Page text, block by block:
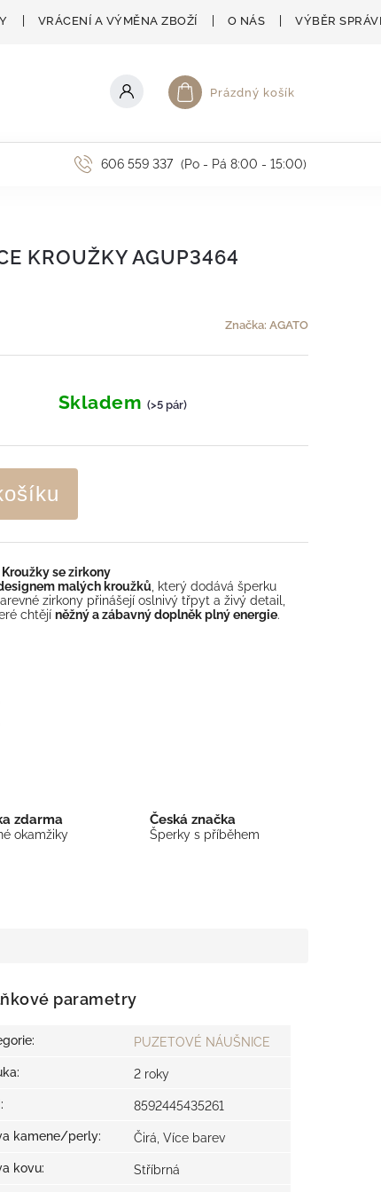
VRÁCENÍ A VÝMĚNA ZBOŽÍ O NÁS VÝBĚR
Nákupní košík
Prázdný košík
AKCE 606 559 337 (Po - Pá 8:00 - 15:00)
KROUŽKY AGUP3464
Značka: AGATO
Skladem (>5 pár)
se zirkony
malých kroužků , který dodává šperku
zirkony přinášejí oslnivý třpyt a živý detail,
chtějí něžný a zábavný doplněk plný energie.
zdarma
okamžiky
Česká značka
Šperky s příběhem
parametry
: PUZETOVÉ NÁUŠNICE
: 2 roky
: 8592445435261
kamene/perly: Čirá, Více barev
kovu: Stříbrná